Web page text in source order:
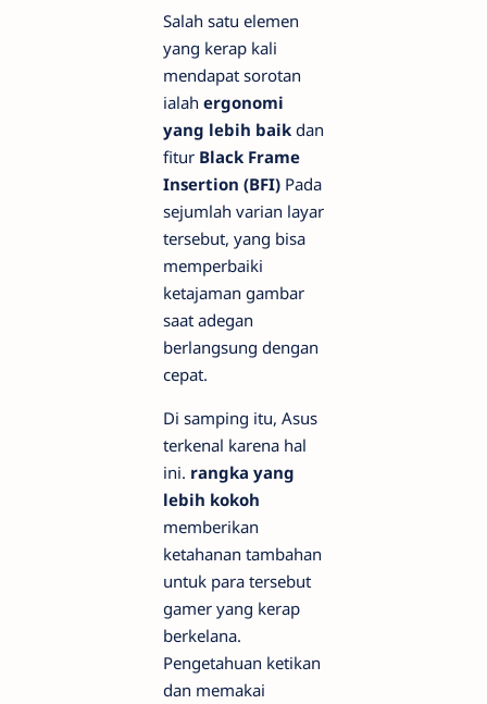
Salah satu elemen
yang kerap kali
mendapat sorotan
ialah ergonomi
yang lebih baik dan
fitur Black Frame
Insertion (BFI) Pada
sejumlah varian layar
tersebut, yang bisa
memperbaiki
ketajaman gambar
saat adegan
berlangsung dengan
cepat.
Di samping itu, Asus
terkenal karena hal
ini. rangka yang
lebih kokoh
memberikan
ketahanan tambahan
untuk para tersebut
gamer yang kerap
berkelana.
Pengetahuan ketikan
dan memakai